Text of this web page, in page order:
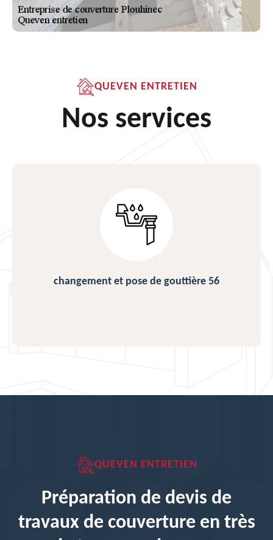
QUEVEN ENTRETIEN
Nos services
changement et pose de gouttière 56
QUEVEN ENTRETIEN
Préparation de devis de
travaux de couverture en très